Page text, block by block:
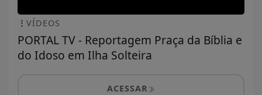
VÍDEOS
PORTAL TV - Reportagem Praça da Bíblia e
do Idoso em Ilha Solteira
ACESSAR